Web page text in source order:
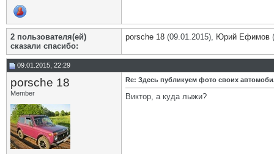
2 пользователя(ей)
сказали cпасибо:
porsche 18 (09.01.2015), Юрий Ефимов
09.01.2015, 22:29
porsche 18
Member
Re: Здесь публикуем фото своих
Виктор, а куда лыжи?